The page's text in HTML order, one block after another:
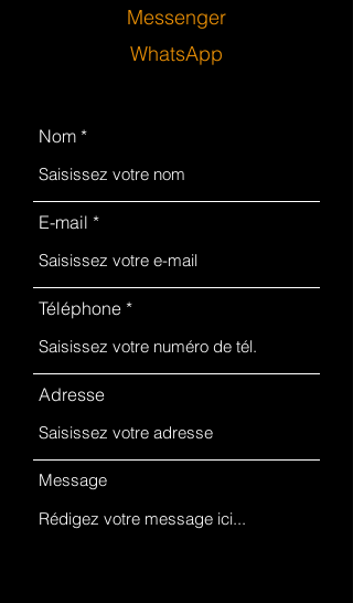
Messenger
WhatsApp
Nom
E-mail
Téléphone
Adresse
Message